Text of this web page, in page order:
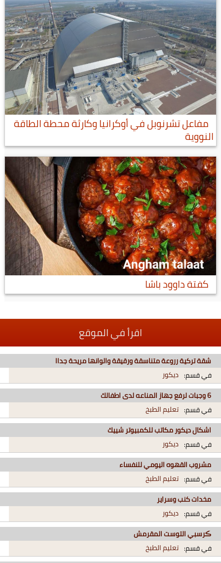
مفاعل تشرنوبل في أوكرانيا وكارثة محطة الطاقة
النووية
كفتة داوود باشا
اقرأ في الموقع
شقة تركية رروعة متناسقة ورقيقة والوانها مريحة جداا
في قسم: ديكور
6 وجبات لرفع جهاز المناعه لدى اطفالك
في قسم: تعليم الطبخ
اشكال ديكور مكاتب للكمبيوتر شييك
في قسم: ديكور
مشروب القهوه اليومي للنفساء
في قسم: تعليم الطبخ
مخدات كنب وسراير
في قسم: ديكور
ڪرسبي التوست المقرمش
في قسم: تعليم الطبخ